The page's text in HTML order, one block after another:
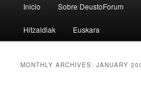
Skip to primary content
Skip to secondary content
Inicio Sobre DeustoForum
Hitzaldiak Euskara
MONTHLY ARCHIVES:JANUARY